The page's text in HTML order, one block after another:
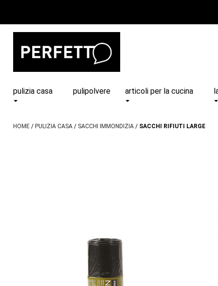
pulizia casa pulipolvere articoli per la cucina
HOME PULIZIA CASA SACCHI IMMONDIZIA SACCHI RIFIUTI LARGE